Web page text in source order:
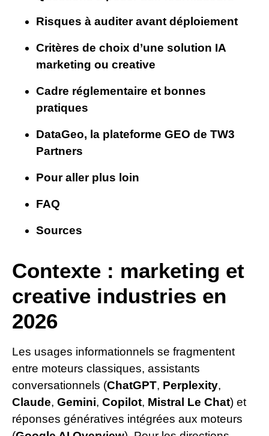
Risques à auditer avant déploiement
Critères de choix d’une solution IA
marketing ou creative
Cadre réglementaire et bonnes
pratiques
DataGeo, la plateforme GEO de TW3
Partners
Pour aller plus loin
FAQ
Sources
Contexte : marketing et
creative industries en
2026
Les usages informationnels se fragmentent
entre moteurs classiques, assistants
conversationnels (ChatGPT, Perplexity,
Claude, Gemini, Copilot, Mistral Le Chat) et
réponses génératives intégrées aux moteurs